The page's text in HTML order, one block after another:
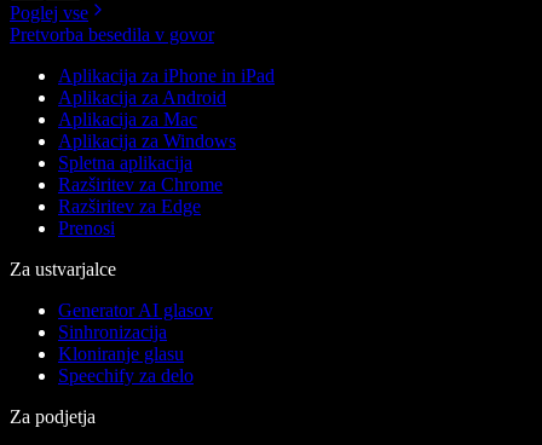
Poglej vse
Pretvorba besedila v govor
Aplikacija za iPhone in iPad
Aplikacija za Android
Aplikacija za Mac
Aplikacija za Windows
Spletna aplikacija
Razširitev za Chrome
Razširitev za Edge
Prenosi
Za ustvarjalce
Generator AI glasov
Sinhronizacija
Kloniranje glasu
Speechify za delo
Za podjetja